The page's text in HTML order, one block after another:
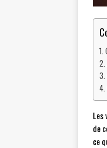
Les
de
ce